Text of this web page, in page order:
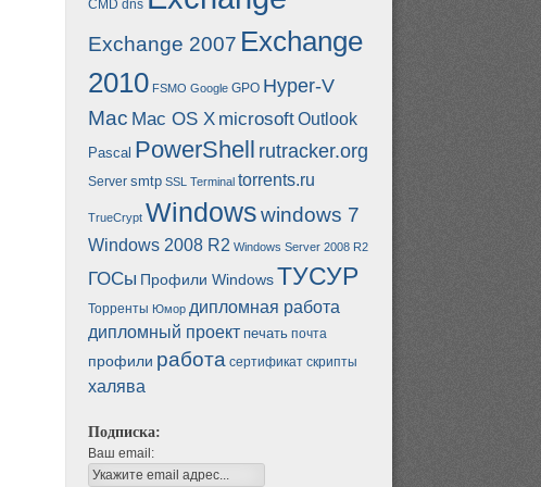
CMD dns
Exchange 2007 Exchange
2010 FSMO Google GPO Hyper-V
Mac Mac OS X microsoftOutlook
Pascal PowerShell rutracker.org
Server smtp SSL Terminal torrents.ru
TrueCrypt Windowswindows 7
Windows 2008 R2 Windows Server 2008 R2
ГОСы Профили WindowsТУСУР
Торренты Юмор дипломная работа
дипломный проект печать почта
профили работа сертификат скрипты
халява
Подписка:
Ваш email: